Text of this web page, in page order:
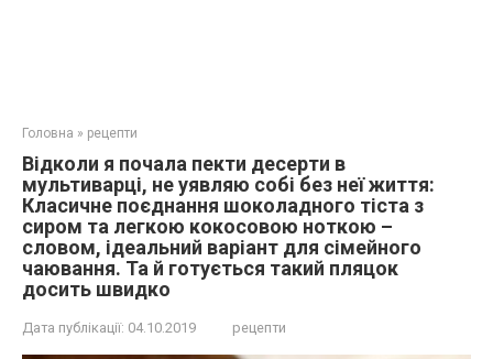
Головна » рецепти
Відколи я почала пекти десерти в
мультиварці, не уявляю собі без неї життя:
Класичне поєднання шоколадного тіста з
сиром та легкою кокосовою ноткою –
словом, ідеальний варіант для сімейного
чаювання. Та й готується такий пляцок
досить швидко
Дата публікації: 04.10.2019 рецепти